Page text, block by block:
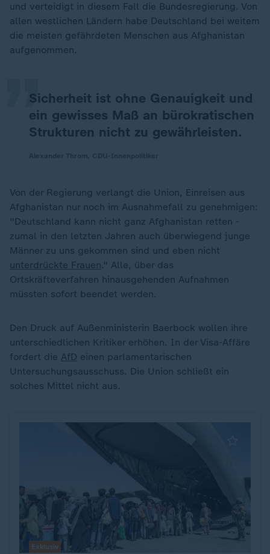
und verteidigt in diesem Fall die Bundesregierung. Von
allen westlichen Ländern habe Deutschland bei weitem
die meisten gefährdeten Menschen aus Afghanistan
aufgenommen.
Sicherheit ist ohne Genauigkeit und
ein gewisses Maß an bürokratischen
Strukturen nicht zu gewährleisten.
„
Von der Regierung verlangt die Union, Einreisen aus
Afghanistan nur noch im Ausnahmefall zu genehmigen:
"Deutschland kann nicht ganz Afghanistan retten -
zumal in den letzten Jahren auch überwiegend junge
Männer zu uns gekommen sind und eben nicht
unterdrückte Frauen." Alle, über das
Ortskräfteverfahren hinausgehenden Aufnahmen
müssten sofort beendet werden.
Den Druck auf Außenministerin Baerbock wollen ihre
unterschiedlichen Kritiker erhöhen. In der Visa-Affäre
fordert die AfD einen parlamentarischen
Untersuchungsausschuss. Die Union schließt ein
solches Mittel nicht aus.
Exklusiv